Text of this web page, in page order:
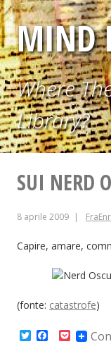
Vai
al
contenuto
MIND
Where
Library?
SUI NERD
8 aprile 2009
Capire, amare,
(fonte: catastrofe)
TwitterFacebook
Pocket